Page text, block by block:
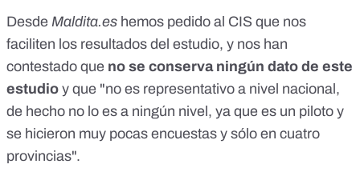
Desde Maldita.es hemos pedido al CIS que nos
faciliten los resultados del estudio, y nos han
contestado que no se conserva ningún dato de este
estudio y que "no es representativo a nivel nacional,
de hecho no lo es a ningún nivel, ya que es un piloto y
se hicieron muy pocas encuestas y sólo en cuatro
provincias".